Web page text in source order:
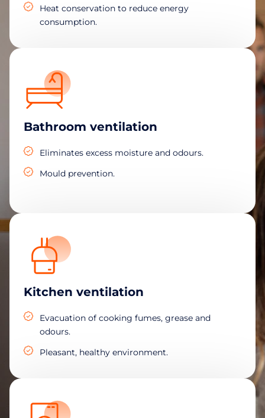
Heat conservation to reduce energy
consumption.
Bathroom ventilation
Eliminates excess moisture and odours.
Mould prevention.
Kitchen ventilation
Evacuation of cooking fumes, grease and
odours.
Pleasant, healthy environment.